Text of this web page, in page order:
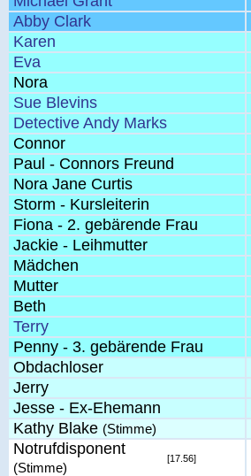
Abby Clark
Karen
Eva
Nora
Sue Blevins
Detective Andy Marks
Connor
Paul - Connors Freund
Nora Jane Curtis
Storm - Kursleiterin
Fiona - 2. gebärende Frau
Jackie - Leihmutter
Mädchen
Mutter
Beth
Terry
Penny - 3. gebärende Frau
Obdachloser
Jerry
Jesse - Ex-Ehemann
Kathy Blake (Stimme)
Notrufdisponent
(Stimme)
[17.56]